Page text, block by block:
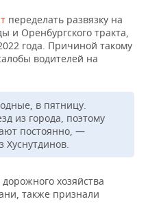
переделать развязку на
и Оренбургского тракта,
года. Причиной такому
водителей на
в пятницу.
из города, поэтому
постоянно, —
Хуснутдинов.
хозяйства
также признали